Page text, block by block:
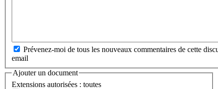
Prévenez-moi de tous les nouveaux commentaires de cette
email
Ajouter un document
Extensions autorisées : toutes